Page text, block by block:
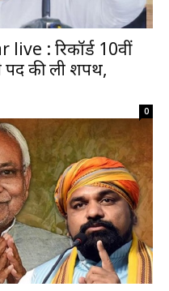
: रिकॉर्ड 10वीं
पद की ली शपथ,
0